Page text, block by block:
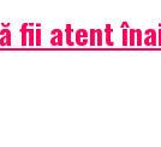
fii atent